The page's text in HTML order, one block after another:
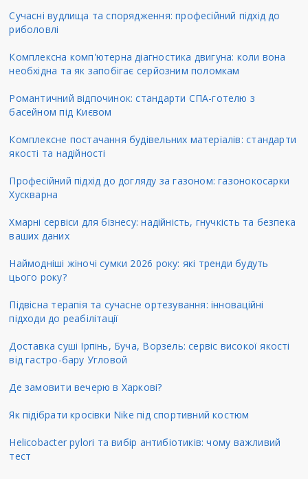
Сучасні вудлища та спорядження: професійний підхід до
риболовлі
Комплексна комп'ютерна діагностика двигуна: коли вона
необхідна та як запобігає серйозним поломкам
Романтичний відпочинок: стандарти СПА-готелю з
басейном під Києвом
Комплексне постачання будівельних матеріалів: стандарти
якості та надійності
Професійний підхід до догляду за газоном: газонокосарки
Хускварна
Хмарні сервіси для бізнесу: надійність, гнучкість та безпека
ваших даних
Наймодніші жіночі сумки 2026 року: які тренди будуть
цього року?
Підвісна терапія та сучасне ортезування: інноваційні
підходи до реабілітації
Доставка суші Ірпінь, Буча, Ворзель: сервіс високої якості
від гастро-бару Угловой
Де замовити вечерю в Харкові?
Як підібрати кросівки Nike під спортивний костюм
Helicobacter pylori та вибір антибіотиків: чому важливий
тест